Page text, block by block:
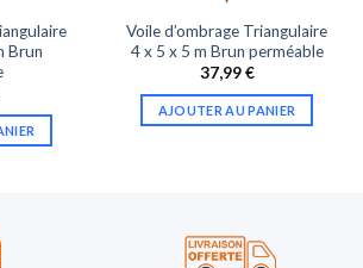
Brun
Voile d’ombrage Triangulaire
4 x 5 x 5 m Brun perméable
37,99€
AJOUTER AU PANIER